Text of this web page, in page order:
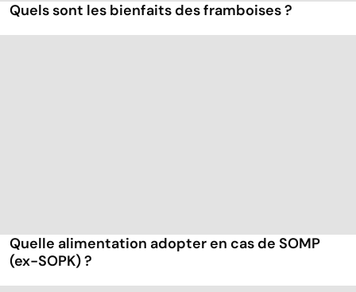
Quels sont les bienfaits des framboises ?
Quelle alimentation adopter en cas de SOMP
(ex-SOPK) ?